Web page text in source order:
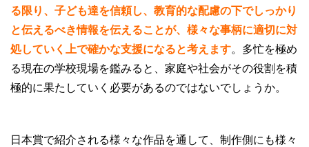
る限り、子ども達を信頼し、教育的な配慮の下でしっかり
と伝えるべき情報を伝えることが、様々な事柄に適切に対
処していく上で確かな支援になると考えます。多忙を極め
る現在の学校現場を鑑みると、家庭や社会がその役割を積
極的に果たしていく必要があるのではないでしょうか。
日本賞で紹介される様々な作品を通して、制作側にも様々